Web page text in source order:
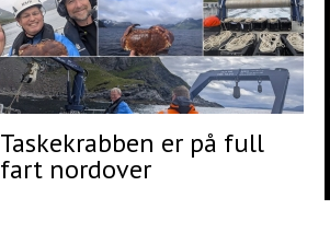
Taskekrabben er på full
fart nordover